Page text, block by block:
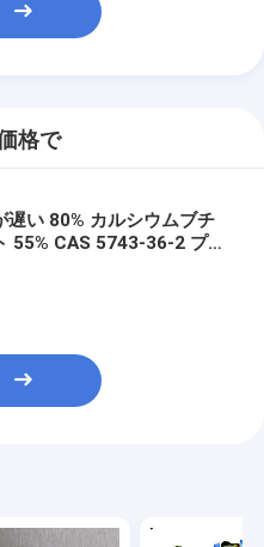
格で
遅い 80% カルシウムブチ
55% CAS 5743-36-2 プラ